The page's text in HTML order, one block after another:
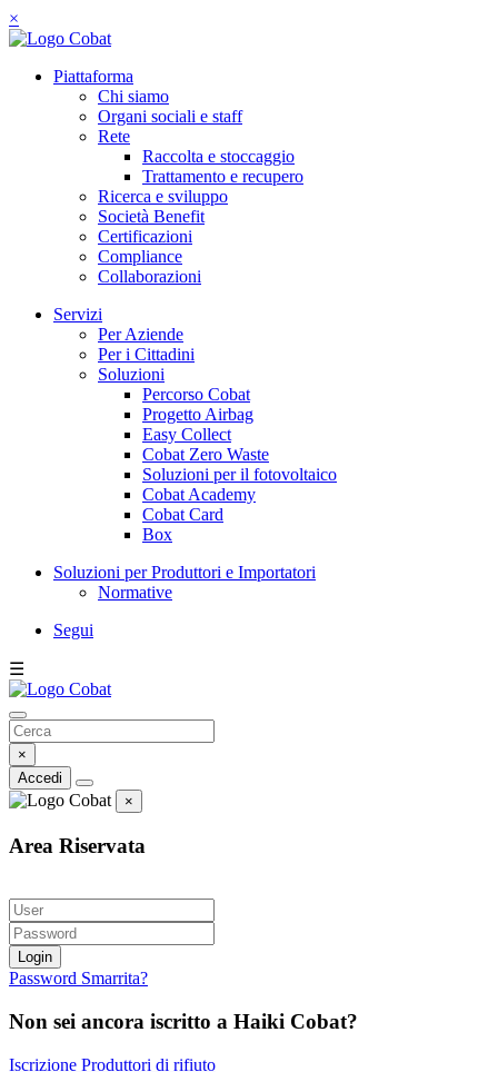
×
Piattaforma
Chi siamo
Organi sociali e staff
Rete
Raccolta e stoccaggio
Trattamento e recupero
Ricerca e sviluppo
Società Benefit
Certificazioni
Compliance
Collaborazioni
Servizi
Per Aziende
Per i Cittadini
Soluzioni
Percorso Cobat
Progetto Airbag
Easy Collect
Cobat Zero Waste
Soluzioni per il fotovoltaico
Cobat Academy
Cobat Card
Box
Soluzioni per Produttori e Importatori
Normative
Segui
☰
×
Accedi
×
Area Riservata
Login
Password Smarrita?
Non sei ancora iscritto a Haiki Cobat?
Iscrizione Produttori di rifiuto